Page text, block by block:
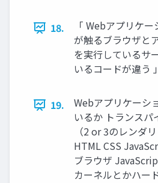
18.
「 Webアプリケ
が触るブラウザと
を実行しているサ
いるコードが違う 」
19.
Webアプリケーシ
いるか トランスパ
（2 or 3のレンダ
HTML CSS
ブラウザ
カーネルとかハー